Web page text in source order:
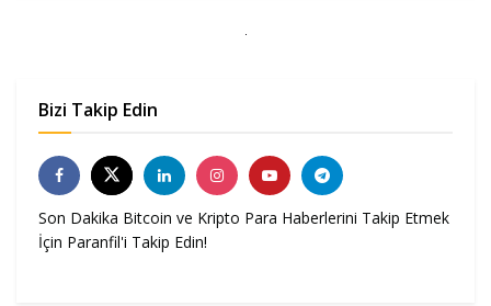
Bizi Takip Edin
Son Dakika Bitcoin ve Kripto Para Haberlerini Takip Etmek
İçin Paranfil'i Takip Edin!